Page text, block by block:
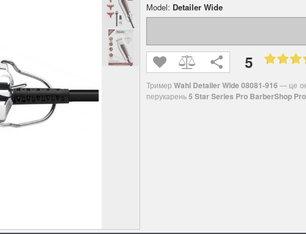
Model: Detailer Wide
5
ТримерWahl Detailer Wide08081-916 ― це
перукарень5 Star Series Pro BarberShop